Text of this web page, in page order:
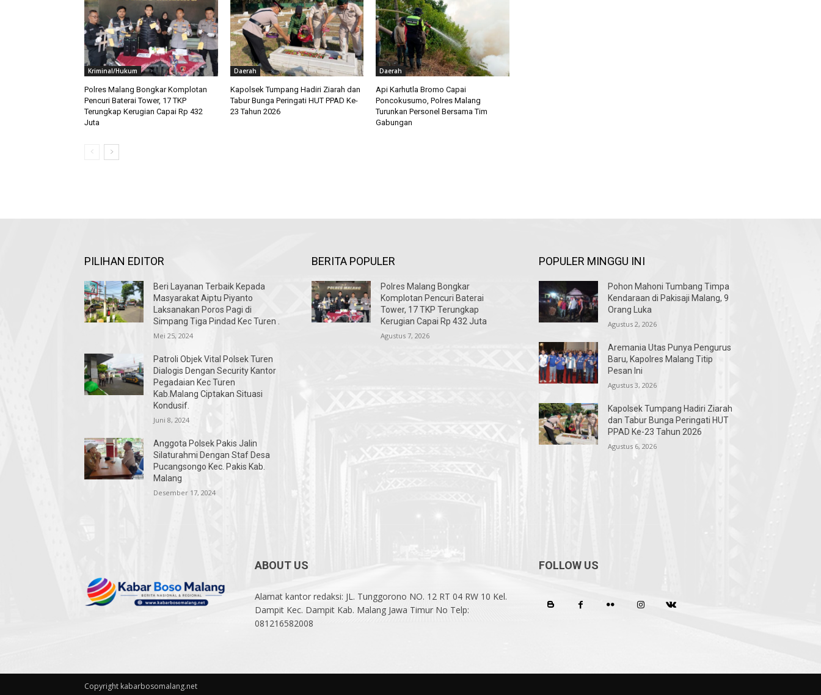
Kriminal/Hukum
Polres Malang Bongkar Komplotan
Pencuri Baterai Tower, 17 TKP
Terungkap Kerugian Capai Rp 432
Juta
Daerah
Kapolsek Tumpang Hadiri Ziarah dan
Tabur Bunga Peringati HUT PPAD Ke-
23 Tahun 2026
Daerah
Api Karhutla Bromo Capai
Poncokusumo, Polres Malang
Turunkan Personel Bersama Tim
Gabungan
PILIHAN EDITOR
Beri Layanan Terbaik Kepada
Masyarakat Aiptu Piyanto
Laksanakan Poros Pagi di
Simpang Tiga Pindad Kec Turen .
Mei 25, 2024
Patroli Objek Vital Polsek Turen
Dialogis Dengan Security Kantor
Pegadaian Kec Turen
Kab.Malang Ciptakan Situasi
Kondusif.
Juni 8, 2024
Anggota Polsek Pakis Jalin
Silaturahmi Dengan Staf Desa
Pucangsongo Kec. Pakis Kab.
Malang
Desember 17, 2024
BERITA POPULER
Polres Malang Bongkar
Komplotan Pencuri Baterai
Tower, 17 TKP Terungkap
Kerugian Capai Rp 432 Juta
Agustus 7, 2026
POPULER MINGGU INI
Pohon Mahoni Tumbang Timpa
Kendaraan di Pakisaji Malang, 9
Orang Luka
Agustus 2, 2026
Aremania Utas Punya Pengurus
Baru, Kapolres Malang Titip
Pesan Ini
Agustus 3, 2026
Kapolsek Tumpang Hadiri Ziarah
dan Tabur Bunga Peringati HUT
PPAD Ke-23 Tahun 2026
Agustus 6, 2026
ABOUT US
Alamat kantor redaksi: JL. Tunggorono NO. 12 RT 04 RW 10 Kel.
Dampit Kec. Dampit Kab. Malang Jawa Timur No Telp:
081216582008
FOLLOW US
Copyright kabarbosomalang.net